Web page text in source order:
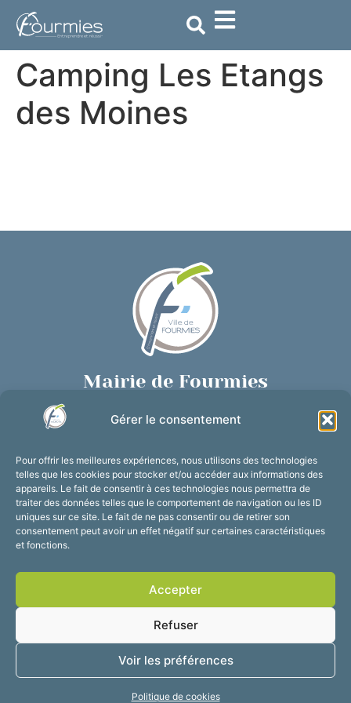
Gérer le consentement
Pour offrir les meilleures expériences, nous utilisons des technologies
telles que les cookies pour stocker et/ou accéder aux informations des
appareils. Le fait de consentir à ces technologies nous permettra de
traiter des données telles que le comportement de navigation ou les ID
uniques sur ce site. Le fait de ne pas consentir ou de retirer son
consentement peut avoir un effet négatif sur certaines caractéristiques
et fonctions.
Accepter
Refuser
Voir les préférences
Politique de cookies
principal
Camping Les Etangs
des Moines
Mairie de Fourmies
03 27 59 69 79
Horaires d’ouverture
Du lundi au vendredi :
de 8h30 à 12h et de 13h30 à 17h30
Suivez-nous !
Accessibilité
Mentions légales
2025 © Propulsé par